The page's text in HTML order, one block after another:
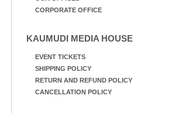
CORPORATE OFFICE
KAUMUDI MEDIA HOUSE
EVENT TICKETS
SHIPPING POLICY
RETURN AND REFUND POLICY
CANCELLATION POLICY